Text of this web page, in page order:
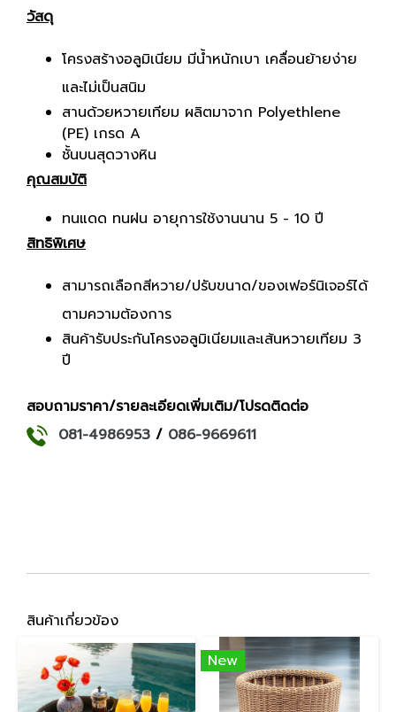
วัสดุ
โครงสร้างอลูมิเนียม มีน้ำหนักเบา เคลื่อนย้ายง่าย
และไม่เป็นสนิม
สานด้วยหวายเทียม ผลิตมาจาก Polyethlene
(PE) เกรด A
ชั้นบนสุดวางหิน
คุณสมบัติ
ทนแดด ทนฝน อายุการใช้งานนาน 5 - 10 ปี
สิทธิพิเศษ
สามารถเลือกสีหวาย/ปรับขนาด/ของเฟอร์นิเจอร์ได้
ตามความต้องการ
สินค้ารับประกันโครงอลูมิเนียมและเส้นหวายเทียม 3
ปี
สอบถามราคา/รายละเอียดเพิ่มเติม/โปรดติดต่อ
081-4986953 / 086-9669611
สินค้าเกี่ยวข้อง
New